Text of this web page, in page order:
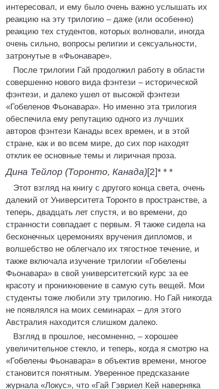
интересовал, и ему было очень важно услышать их
реакцию на эту трилогию – даже (или особенно)
реакцию тех студентов, которых волновали, иногда
очень сильно, вопросы религии и сексуальности,
затронутые в «Фьонаваре».
После трилогии Гай продолжил работу в области
совершенно нового вида фэнтези – исторической
фэнтези, и далеко ушел от высокой фэнтези
«Гобеленов Фьонавара». Но именно эта трилогия
обеспечила ему репутацию одного из лучших
авторов фэнтези Канады всех времен, и в этой
стране, как и во всем мире, до сих пор находят
отклик ее основные темы и лиричная проза.
Дина Тейлор (Торонто, Канада)[2]* * *
Этот взгляд на книгу с другого конца света, очень
далекий от Университета Торонто в пространстве, а
теперь, двадцать лет спустя, и во времени, до
странности совпадает с первым. Я также сидела на
бесконечных церемониях вручения дипломов, и
волшебство не облегчало их тягостное течение, и
также включала изучение трилогии «Гобелены
Фьонавара» в свой университетский курс за ее
красоту и проникновение в самую суть вещей. Мои
студенты тоже любили эту трилогию. Но Гай никогда
не появлялся на моих семинарах – для этого
Австралия находится слишком далеко.
Взгляд в прошлое, несомненно, – хорошее
увеличительное стекло, и теперь, когда я смотрю на
«Гобелены Фьонавара» в объектив времени, многое
становится понятным. Уверенное предсказание
журнала «Локус», что «Гай Гэвриел Кей наверняка